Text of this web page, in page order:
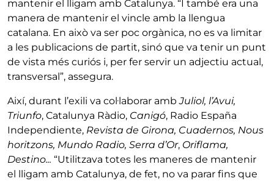
mantenir el lligam amb Catalunya. “I també era una
manera de mantenir el vincle amb la llengua
catalana. En això va ser poc orgànica, no es va limitar
a les publicacions de partit, sinó que va tenir un punt
de vista més curiós i, per fer servir un adjectiu actual,
transversal”, assegura.
Així, durant l’exili va col·laborar ambJuliol, l’Avui,
Triunfo, Catalunya Ràdio, Canigó, Radio España
Independiente, Revista de Girona, Cuadernos, Nous
horitzons, Mundo Radio, Serra d’Or, Oriflama,
Destino... “Utilitzava totes les maneres de mantenir
el lligam amb Catalunya, de fet, no va parar fins que